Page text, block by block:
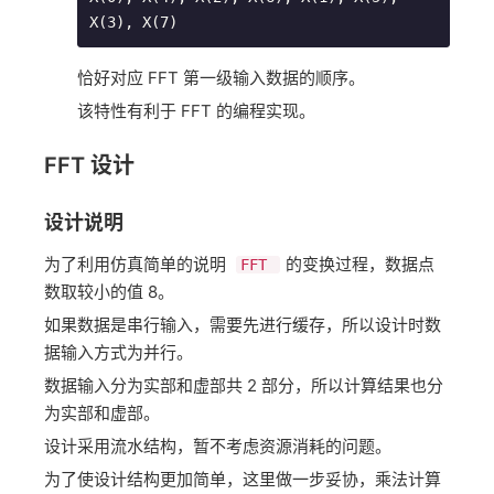
恰好对应 FFT 第一级输入数据的顺序。
该特性有利于 FFT 的编程实现。
FFT 设计
设计说明
为了利用仿真简单的说明 ​ FFT
​的变换过程，数据点
数取较小的值 8。
如果数据是串行输入，需要先进行缓存，所以设计时数
据输入方式为并行。
数据输入分为实部和虚部共 2 部分，所以计算结果也分
为实部和虚部。
设计采用流水结构，暂不考虑资源消耗的问题。
为了使设计结构更加简单，这里做一步妥协，乘法计算